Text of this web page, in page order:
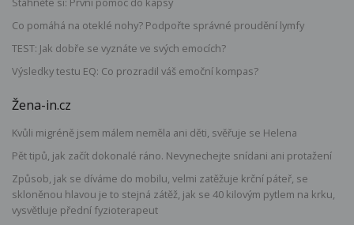
Co pomáhá na oteklé nohy? Podpořte správné proudění lymfy
TEST: Jak dobře se vyznáte ve svých emocích?
Výsledky testu EQ: Co prozradil váš emoční kompas?
Žena-in.cz
Kvůli migréně jsem málem neměla ani děti, svěřuje se Helena
Pět tipů, jak začít dokonalé ráno. Nevynechejte snídani ani protažení
Způsob, jak se díváme do mobilu, velmi zatěžuje krční páteř, se
skloněnou hlavou je to stejná zátěž, jak se 40 kilovým pytlem na krku,
vysvětluje přední fyzioterapeut